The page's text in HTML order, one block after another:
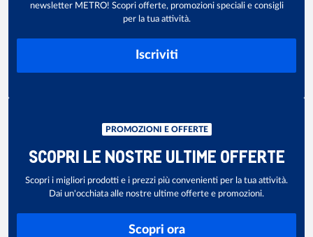
newsletter METRO! Scopri offerte, promozioni speciali e consigli
per la tua attività.
Iscriviti
PROMOZIONI E OFFERTE
SCOPRI LE NOSTRE ULTIME OFFERTE
Scopri i migliori prodotti e i prezzi più convenienti per la tua attività.
Dai un'occhiata alle nostre ultime offerte e promozioni.
Scopri ora